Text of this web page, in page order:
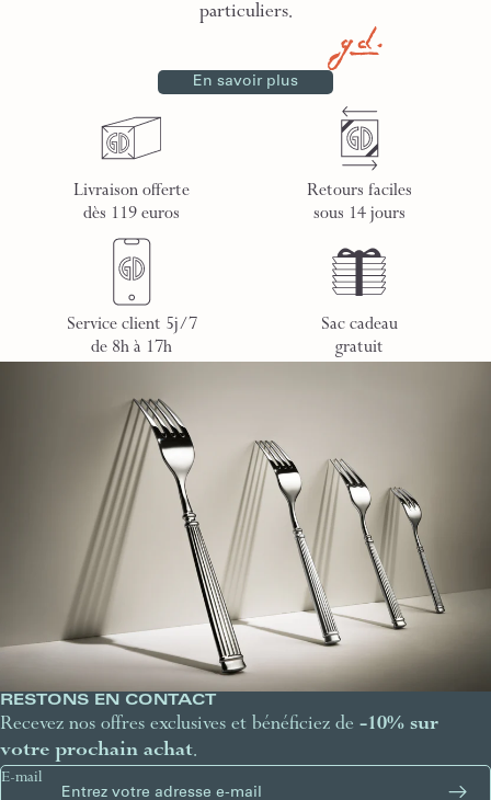
particuliers.
En savoir plus
Livraison offerte
dès 119 euros
Retours faciles
sous 14 jours
Service client 5j/7
de 8h à 17h
Sac cadeau
gratuit
RESTONS EN CONTACT
Recevez nos offres exclusives et bénéficiez de -10% sur
votre prochain achat.
E-mail